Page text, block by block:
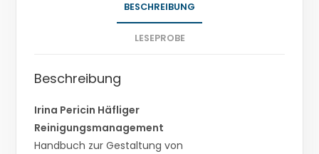
BESCHREIBUNG
LESEPROBE
Beschreibung
Irina Pericin Häfliger
Reinigungsmanagement
Handbuch zur Gestaltung von